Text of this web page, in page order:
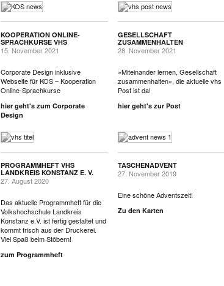
KOOPERATION ONLINE-
SPRACHKURSE VHS
15. November 2021
Corporate Design inklusive
Webseite für KOS – Kooperation
Online-Sprachkurse
hier geht's zum Corporate
Design
GESELLSCHAFT
ZUSAMMENHALTEN
28. November 2021
»Miteinander lernen, Gesellschaft
zusammenhalten«, die aktuelle vhs
Post ist da!
hier geht's zur Post
PROGRAMMHEFT VHS
LANDKREIS KONSTANZ E. V.
27. August 2020
Das aktuelle Programmheft für die
Volkshochschule Landkreis
Konstanz e.V. ist fertig gestaltet und
kommt frisch aus der Druckerei.
Viel Spaß beim Stöbern!
zum Programmheft
TASCHENADVENT
27. November 2019
Eine schöne Adventszeit!
Zu den Karten